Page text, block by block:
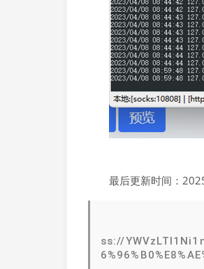
最后更新时间：
ss://